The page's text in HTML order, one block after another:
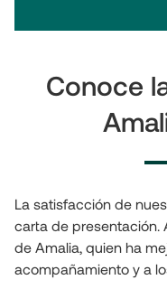
Conoce
La satisfacción de
carta de presentación.
de Amalia, quien ha
acompañamiento y a